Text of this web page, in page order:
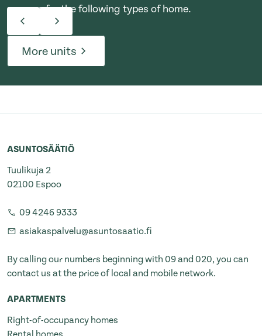
process for the following types of home.
More units
ASUNTOSÄÄTIÖ
Tuulikuja 2
02100 Espoo
09 4246 9333
asiakaspalvelu@asuntosaatio.fi
By calling our numbers beginning with 09 and 020, you can
contact us at the price of local and mobile network.
APARTMENTS
Right-of-occupancy homes